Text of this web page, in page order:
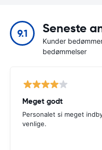
9.1 Seneste
Kunder
bedømmelser
Meget godt
Personalet si meget
venlige.